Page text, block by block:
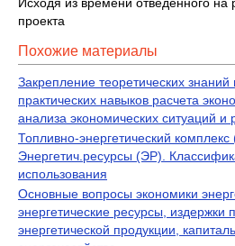
проекта
Похожие материалы
Закрепление теоретических знаний
практических навыков расчета
анализа экономических ситуаций и
Топливно-энергетический комплекс
Энергетич.ресурсы (ЭР).
использования
Основные вопросы экономики
энергетические ресурсы, издержки
энергетической продукции,